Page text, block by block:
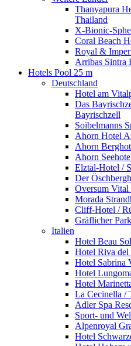
Thanyapura
Thailand
X-Bionic-
Coral Beach
Royal &
Arribas Sintra
Hotels Pool 25 m
Deutschland
Hotel am
Das
Bayrischzell
Soibelmanns
Ahorn Hotel
Ahorn
Ahorn
Elztal-Hotel /
Der
Oversum Vital
Morada
Cliff-Hotel /
Gräflicher
Italien
Hotel Beau
Hotel Riva del
Hotel Sabrina
Hotel
Hotel
La Cecinella /
Adler Spa
Sport- und
Alpenroyal
Hotel